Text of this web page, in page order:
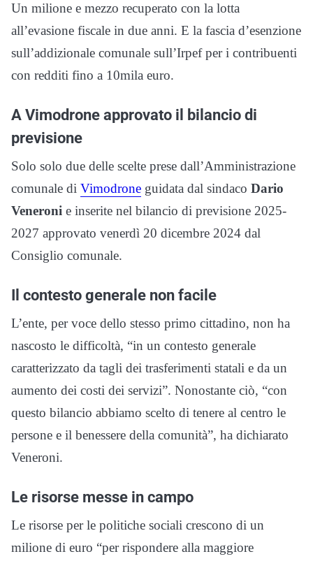
Un milione e mezzo recuperato con la lotta
all’evasione fiscale in due anni. E la fascia d’esenzione
sull’addizionale comunale sull’Irpef per i contribuenti
con redditi fino a 10mila euro.
A Vimodrone approvato il bilancio di
previsione
Solo solo due delle scelte prese dall’Amministrazione
comunale di Vimodrone guidata dal sindaco Dario
Veneroni e inserite nel bilancio di previsione 2025-
2027 approvato venerdì 20 dicembre 2024 dal
Consiglio comunale.
Il contesto generale non facile
L’ente, per voce dello stesso primo cittadino, non ha
nascosto le difficoltà, “in un contesto generale
caratterizzato da tagli dei trasferimenti statali e da un
aumento dei costi dei servizi”. Nonostante ciò, “con
questo bilancio abbiamo scelto di tenere al centro le
persone e il benessere della comunità”, ha dichiarato
Veneroni.
Le risorse messe in campo
Le risorse per le politiche sociali crescono di un
milione di euro “per rispondere alla maggiore